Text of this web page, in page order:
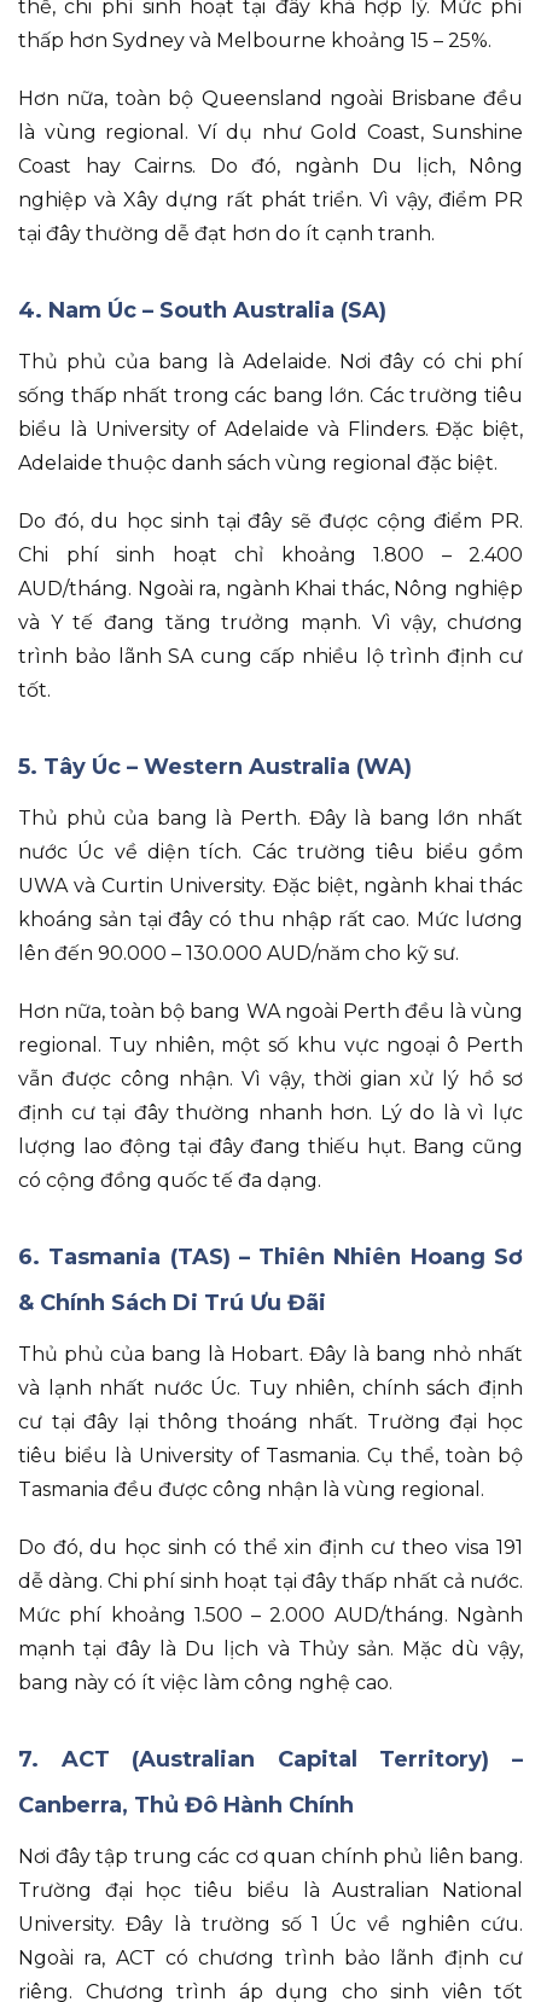
thể, chi phí sinh hoạt tại đây khá hợp lý. Mức phí
thấp hơn Sydney và Melbourne khoảng 15 – 25%.
Hơn nữa, toàn bộ Queensland ngoài Brisbane đều
là vùng regional . Ví dụ như Gold Coast, Sunshine
Coast hay Cairns. Do đó, ngành Du lịch, Nông
nghiệp và Xây dựng rất phát triển.Vì vậy, điểm PR
tại đây thường dễ đạt hơn do ít cạnh tranh.
4. Nam Úc – South Australia (SA)
Thủ phủ của bang là Adelaide. Nơi đây có chi phí
sống thấp nhất trong các bang lớn. Các trường tiêu
biểu là University of Adelaide và Flinders.Đặc biệt,
Adelaide thuộc danh sách vùng regional đặc biệt.
Do đó, du học sinh tại đây sẽ được cộng điểm PR.
Chi phí sinh hoạt chỉ khoảng 1.800 – 2.400
AUD/tháng. Ngoài ra, ngành Khai thác, Nông nghiệp
và Y tế đang tăng trưởng mạnh. Vì vậy, chương
trình bảo lãnh SA cung cấp nhiều lộ trình định cư
tốt.
5. Tây Úc – Western Australia (WA)
Thủ phủ của bang là Perth. Đây là bang lớn nhất
nước Úc về diện tích. Các trường tiêu biểu gồm
UWA và Curtin University. Đặc biệt, ngành khai thác
khoáng sản tại đây có thu nhập rất cao. Mức lương
lên đến 90.000 – 130.000 AUD/năm cho kỹ sư.
Hơn nữa, toàn bộ bang WA ngoài Perth đều là vùng
regional . Tuy nhiên, một số khu vực ngoại ô Perth
vẫn được công nhận.Vì vậy, thời gian xử lý hồ sơ
định cư tại đây thường nhanh hơn. Lý do là vì lực
lượng lao động tại đây đang thiếu hụt. Bang cũng
có cộng đồng quốc tế đa dạng.
6. Tasmania (TAS) – Thiên Nhiên Hoang Sơ
& Chính Sách Di Trú Ưu Đãi
Thủ phủ của bang là Hobart. Đây là bang nhỏ nhất
và lạnh nhất nước Úc. Tuy nhiên, chính sách định
cư tại đây lại thông thoáng nhất. Trường đại học
tiêu biểu là University of Tasmania.Cụ thể, toàn bộ
Tasmania đều được công nhận là vùng regional .
Do đó, du học sinh có thể xin định cư theo visa 191
dễ dàng.Chi phí sinh hoạt tại đây thấp nhất cả nước.
Mức phí khoảng 1.500 – 2.000 AUD/tháng. Ngành
mạnh tại đây là Du lịch và Thủy sản. Mặc dù vậy,
bang này có ít việc làm công nghệ cao.
7. ACT (Australian Capital Territory) –
Canberra, Thủ Đô Hành Chính
Nơi đây tập trung các cơ quan chính phủ liên bang.
Trường đại học tiêu biểu là Australian National
University. Đây là trường số 1 Úc về nghiên cứu.
Ngoài ra, ACT có chương trình bảo lãnh định cư
riêng. Chương trình áp dụng cho sinh viên tốt